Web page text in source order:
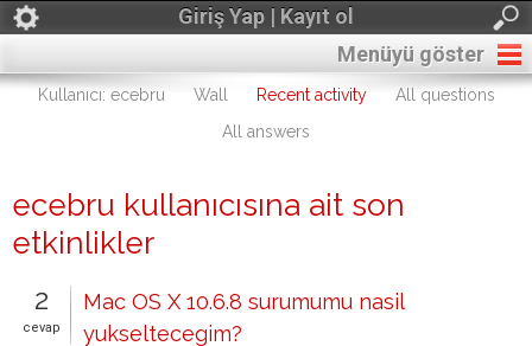
Giriş Yap | Kayıt ol
Menüyü göster
Kullanıcı: ecebru Wall Recent activity
All questions
All answers
ecebru kullanıcısına ait son
etkinlikler
2
cevap
Mac OS X 10.6.8 surumumu nasil
yukseltecegim?